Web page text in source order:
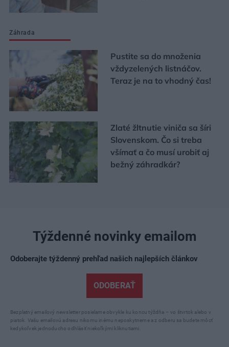
Záhrada
Pustite sa do množenia
vždyzelených listnáčov.
Teraz je na to vhodný čas!
Zlaté žltnutie viniča sa šíri
Slovenskom. Čo si treba
všímať a čo musí urobiť aj
bežný záhradkár?
Týždenné novinky emailom
Odoberajte týždenný prehľad našich najlepších článkov
ODOBERAŤ
Bezplatný emailový newsletter posielame obvykle ku koncu týždňa – vo štvrtok alebo v
piatok. Vašu emailovú adresu nikomu inému neposkytneme a z odberu sa budete môcť
kedykoľvek jednoducho odhlásiť niekoľkými kliknutiami.